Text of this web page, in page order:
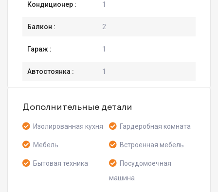
Кондиционер : 1
Балкон : 2
Гараж : 1
Автостоянка : 1
Дополнительные детали
Изолированная кухня Гардеробная комната
Мебель Встроенная мебель
Бытовая техника
Посудомоечная
машина